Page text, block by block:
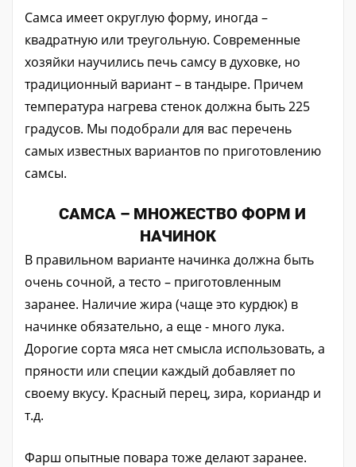
Самса имеет округлую форму, иногда –
квадратную или треугольную. Современные
хозяйки научились печь самсу в духовке, но
традиционный вариант – в тандыре. Причем
температура нагрева стенок должна быть 225
градусов. Мы подобрали для вас перечень
самых известных вариантов по приготовлению
самсы.
САМСА – МНОЖЕСТВО ФОРМ И
НАЧИНОК
В правильном варианте начинка должна быть
очень сочной, а тесто – приготовленным
заранее. Наличие жира (чаще это курдюк) в
начинке обязательно, а еще - много лука.
Дорогие сорта мяса нет смысла использовать, а
пряности или специи каждый добавляет по
своему вкусу. Красный перец, зира, кориандр и
т.д.
Фарш опытные повара тоже делают заранее.